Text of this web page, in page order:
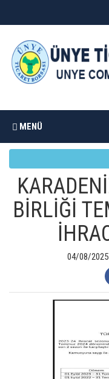
MENÜ
BORSAMIZ
İSTATISTIKLER
BİRLİĞİ
04/08/2025